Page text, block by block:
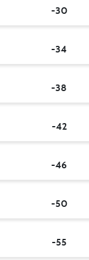
-30
-34
-38
-42
-46
-50
-55